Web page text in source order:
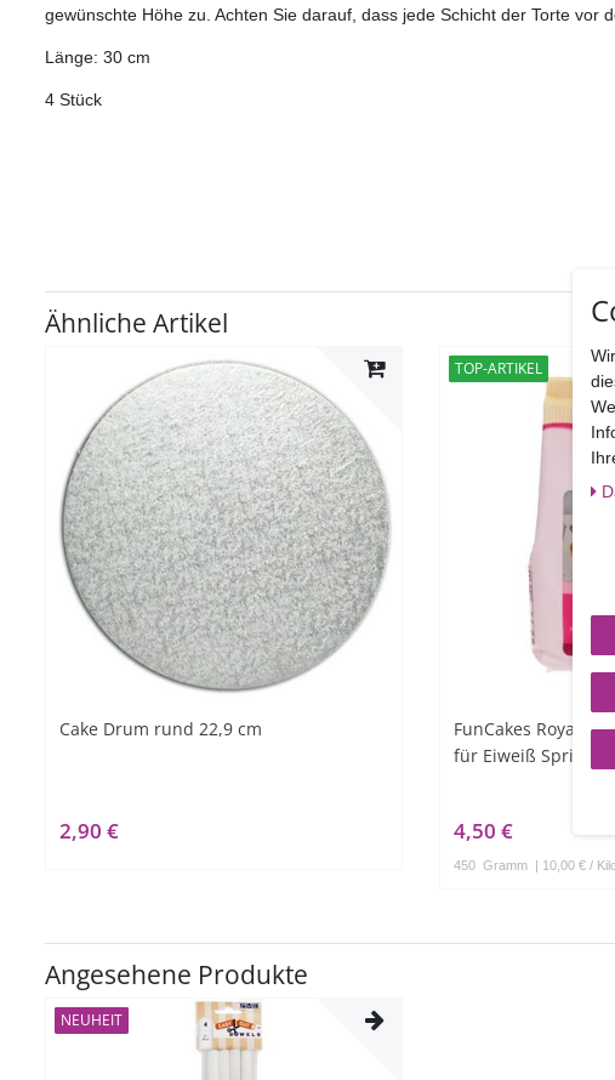
gewünschte Höhe zu. Achten Sie darauf, dass jede Schicht der Torte vor
Länge: 30 cm
4 Stück
Ähnliche Artikel
Cake Drum rund 22,9 cm
2,90 €
TOP-ARTIKEL
FunCakes Royal
für Eiweiß
4,50 €
450 Gramm | 10,00 € /
Angesehene Produkte
NEUHEIT